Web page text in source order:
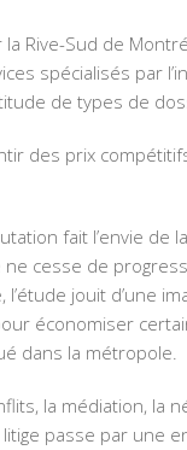
Rive-Sud de
spécialisés par
de types de
des prix
fait l’envie de
ne cesse de
jouit d’une
économiser
dans la métropole.
la médiation, la
passe par une